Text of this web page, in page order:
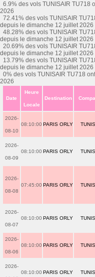
6.9% des vols TUNISAIR TU718
2026
72.41% des vols TUNISAIR
depuis le dimanche 12 juillet 2026
48.28% des vols TUNISAIR
depuis le dimanche 12 juillet 2026
20.69% des vols TUNISAIR
depuis le dimanche 12 juillet 2026
13.79% des vols TUNISAIR
depuis le dimanche 12 juillet 2026
0% des vols TUNISAIR TU718
2026
Date
Heure
Locale
Destination
2026-
08-10
08:10:00 PARIS ORLY
2026-
08-09
08:10:00 PARIS ORLY
2026-
08-08
07:45:00 PARIS ORLY
2026-
08-07
08:10:00 PARIS ORLY
2026-
08-06
08:10:00 PARIS ORLY
2026-
08:10:00 PARIS ORLY